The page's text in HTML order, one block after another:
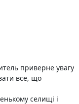
приверне увагу
все, що
селищі і